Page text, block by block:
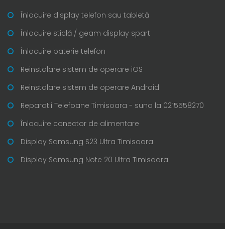
Înlocuire display telefon sau tabletă
Înlocuire sticlă / geam display spart
Înlocuire baterie telefon
Reinstalare sistem de operare iOS
Reinstalare sistem de operare Android
Reparatii Telefoane Timisoara - suna la 0215558270
Înlocuire conector de alimentare
Display Samsung S23 Ultra Timisoara
Display Samsung Note 20 Ultra Timisoara